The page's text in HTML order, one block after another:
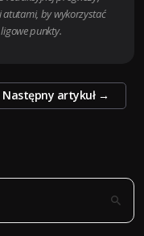
by wykorzystać
punkty.
Następny artykuł →